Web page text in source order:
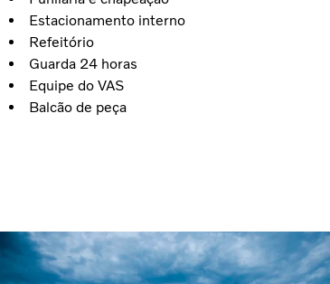
Estacionamento interno
Refeitório
Guarda 24 horas
Equipe do VAS
Balcão de peça